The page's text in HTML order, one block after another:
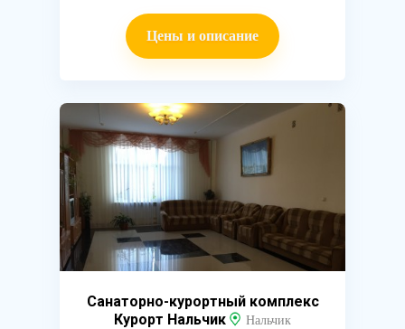
Цены и описание
Санаторно-курортный комплекс
Курорт Нальчик
Нальчик